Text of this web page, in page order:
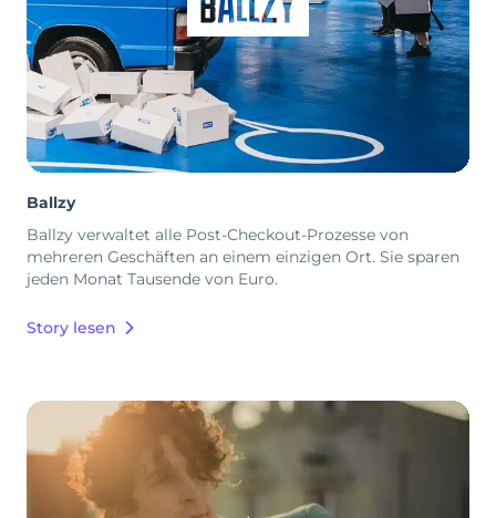
Ballzy
Ballzy verwaltet alle Post-Checkout-Prozesse von
mehreren Geschäften an einem einzigen Ort. Sie sparen
jeden Monat Tausende von Euro.
Story lesen